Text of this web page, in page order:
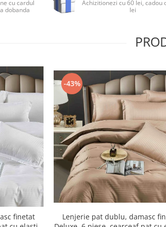
cu cardul
dobanda
Achizitionezi cu 60 lei, cadou
lei
finetat
-43%
Lenjerie pat dublu, damasc